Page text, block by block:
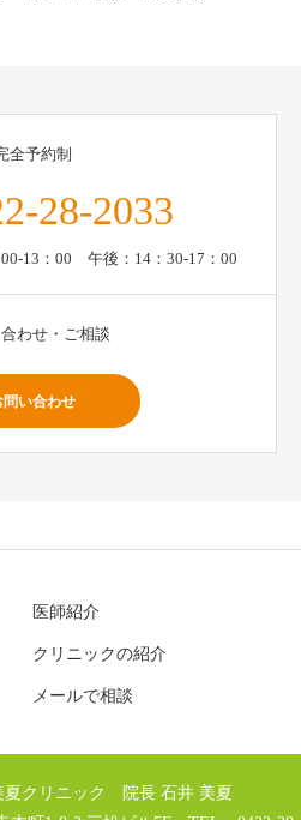
全予約制
28-2033
00-13：00 午後：14：30-17：00
わせ・ご相談
問い合わせ
医師紹介
クリニックの紹介
メールで相談
夏クリニック 院長 石井 美夏